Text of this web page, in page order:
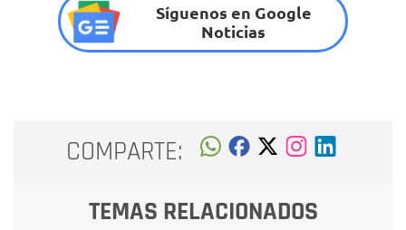
Síguenos en Google
Noticias
COMPARTE:
TEMAS RELACIONADOS